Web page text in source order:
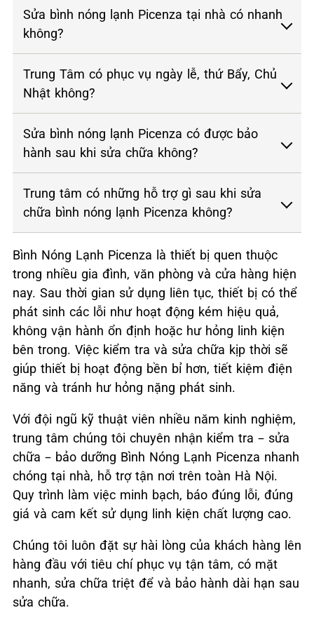
Sửa bình nóng lạnh Picenza tại nhà có nhanh
không?
Trung Tâm có phục vụ ngày lễ, thứ Bẩy, Chủ
Nhật không?
Sửa bình nóng lạnh Picenza có được bảo
hành sau khi sửa chữa không?
Trung tâm có những hỗ trợ gì sau khi sửa
chữa bình nóng lạnh Picenza không?
Bình Nóng Lạnh Picenza là thiết bị quen thuộc
trong nhiều gia đình, văn phòng và cửa hàng hiện
nay. Sau thời gian sử dụng liên tục, thiết bị có thể
phát sinh các lỗi như hoạt động kém hiệu quả,
không vận hành ổn định hoặc hư hỏng linh kiện
bên trong. Việc kiểm tra và sửa chữa kịp thời sẽ
giúp thiết bị hoạt động bền bỉ hơn, tiết kiệm điện
năng và tránh hư hỏng nặng phát sinh.
Với đội ngũ kỹ thuật viên nhiều năm kinh nghiệm,
trung tâm chúng tôi chuyên nhận kiểm tra – sửa
chữa – bảo dưỡng Bình Nóng Lạnh Picenza nhanh
chóng tại nhà, hỗ trợ tận nơi trên toàn Hà Nội.
Quy trình làm việc minh bạch, báo đúng lỗi, đúng
giá và cam kết sử dụng linh kiện chất lượng cao.
Chúng tôi luôn đặt sự hài lòng của khách hàng lên
hàng đầu với tiêu chí phục vụ tận tâm, có mặt
nhanh, sửa chữa triệt để và bảo hành dài hạn sau
sửa chữa.